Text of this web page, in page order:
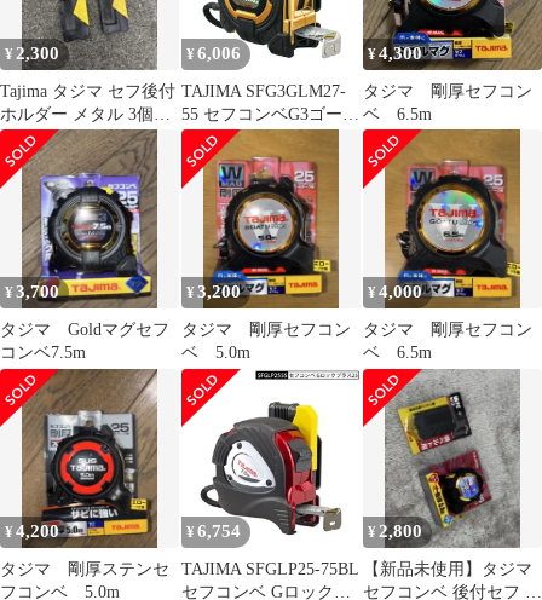
¥2,300
Tajima タジマ セフ後付
ホルダー メタル 3個セ
ット
¥ 6,006
TAJIMA SFG3GLM27-
55 セフコンベG3ゴール
ドロックマグ爪27 5.5m
メートル目盛 スケール
コンベックス セフコン
¥4,300
タジマ 剛厚セフコン
ベ 6.5m
¥3,700
タジマ Goldマグセフ
コンベ7.5m
¥3,200
タジマ 剛厚セフコン
ベ 5.0m
¥4,000
タジマ 剛厚セフコン
ベ 6.5m
¥4,200
タジマ 剛厚ステンセ
フコンベ 5.0m
¥ 6,754
TAJIMA SFGLP25-75BL
セフコンベ Gロックプ
¥ 2,800
【新品未使用】タジマ
セフコンベ 後付セフ 2